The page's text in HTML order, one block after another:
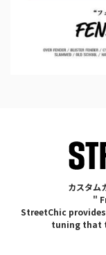
カスタム
"
StreetChic
tuning that